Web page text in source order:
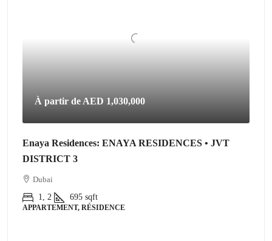
À partir de AED 1,030,000
Enaya Residences: ENAYA RESIDENCES • JVT
DISTRICT 3
Dubai
1, 2
695 sqft
APPARTEMENT, RÉSIDENCE